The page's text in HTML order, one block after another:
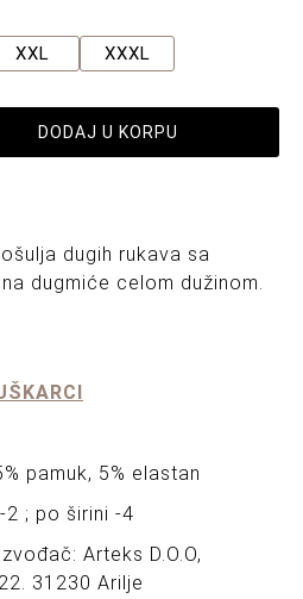
XXL XXXL
DODAJ U KORPU
dugih rukava sa
dugmiće celom dužinom.
pamuk, 5% elastan
2 ; po širini -4
Arteks D.O.O,
31230 Arilje